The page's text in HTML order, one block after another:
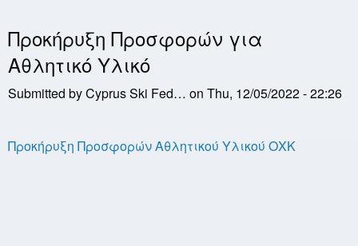
Προκήρυξη Προσφορών για
Αθλητικό Υλικό
Submitted byCyprus Ski Fed… on Thu, 12/05/2022 - 22:26
Προκήρυξη Προσφορών Αθλητικού Υλικού ΟΧΚ